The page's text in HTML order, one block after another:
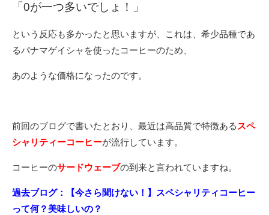
「0が一つ多いでしょ！」
という反応も多かったと思いますが、これは、希少品種であ
るパナマゲイシャを使ったコーヒーのため、
あのような価格になったのです。
前回のブログで書いたとおり、最近は高品質で特徴ある スペ
シャリティーコーヒーが流行しています。
コーヒーのサードウェーブの到来と言われていますね。
過去ブログ：【今さら聞けない！】スペシャリティコーヒー
って何？美味しいの？